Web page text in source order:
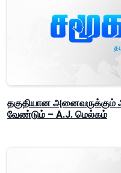
தகுதியான அனைவருக்கும்
வேண்டும் – A.J. மெல்கம்